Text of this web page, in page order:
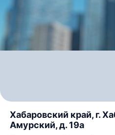
Хабаровский край, г.
Амурский, д. 19а